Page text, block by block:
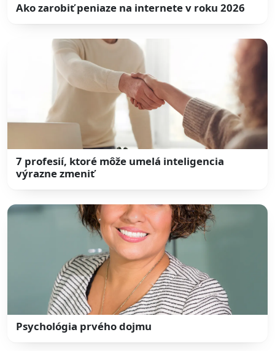
Ako zarobiť peniaze na internete v roku 2026
7 profesií, ktoré môže umelá inteligencia
výrazne zmeniť
Psychológia prvého dojmu